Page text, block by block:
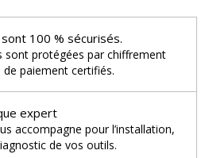
100 % sécurisés.
sont protégées par chiffrement
paiement certifiés.
expert
accompagne pour l’installation,
de vos outils.